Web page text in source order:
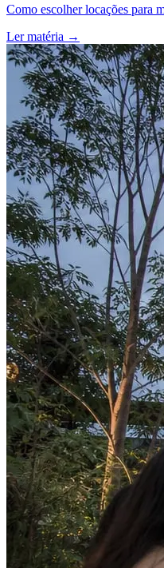
Como escolher locações para
Ler matéria →